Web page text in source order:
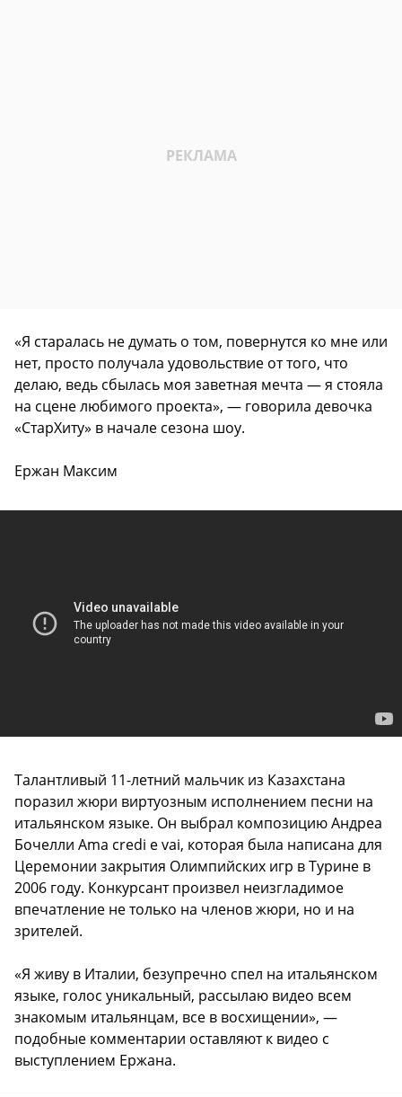
«Я старалась не думать о том, повернутся ко мне или
нет, просто получала удовольствие от того, что
делаю, ведь сбылась моя заветная мечта — я стояла
на сцене любимого проекта», — говорила девочка
«СтарХиту» в начале сезона шоу.
Ержан Максим
Талантливый 11-летний мальчик из Казахстана
поразил жюри виртуозным исполнением песни на
итальянском языке. Он выбрал композицию Андреа
Бочелли Ama credi e vai, которая была написана для
Церемонии закрытия Олимпийских игр в Турине в
2006 году. Конкурсант произвел неизгладимое
впечатление не только на членов жюри, но и на
зрителей.
«Я живу в Италии, безупречно спел на итальянском
языке, голос уникальный, рассылаю видео всем
знакомым итальянцам, все в восхищении», —
подобные комментарии оставляют к видео с
выступлением Ержана.